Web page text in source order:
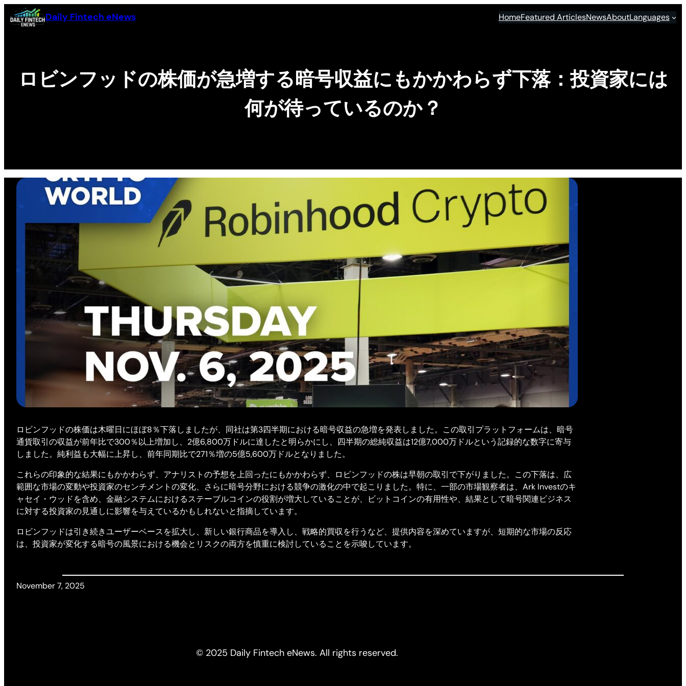
Skip
to
Daily Fintech eNews HomeFeatured ArticlesNewsAboutLanguages
ロビンフッドの株価が急増する暗号収益にもかかわらず下落：投資家には
何が待っているのか？
ロビンフッドの株価は木曜日にほぼ8％下落しましたが、同社は第3四半期における暗号収益の急増を発表しました。この取引プラットフォームは、暗号
通貨取引の収益が前年比で300％以上増加し、2億6,800万ドルに達したと明らかにし、四半期の総純収益は12億7,000万ドルという記録的な数字に寄与
しました。純利益も大幅に上昇し、前年同期比で271％増の5億5,600万ドルとなりました。
これらの印象的な結果にもかかわらず、アナリストの予想を上回ったにもかかわらず、ロビンフッドの株は早朝の取引で下がりました。この下落は、広
範囲な市場の変動や投資家のセンチメントの変化、さらに暗号分野における競争の激化の中で起こりました。特に、一部の市場観察者は、Ark Investのキ
ャセイ・ウッドを含め、金融システムにおけるステーブルコインの役割が増大していることが、ビットコインの有用性や、結果として暗号関連ビジネス
に対する投資家の見通しに影響を与えているかもしれないと指摘しています。
ロビンフッドは引き続きユーザーベースを拡大し、新しい銀行商品を導入し、戦略的買収を行うなど、提供内容を深めていますが、短期的な市場の反応
は、投資家が変化する暗号の風景における機会とリスクの両方を慎重に検討していることを示唆しています。
November 7, 2025
© 2025 Daily Fintech eNews. All rights reserved.